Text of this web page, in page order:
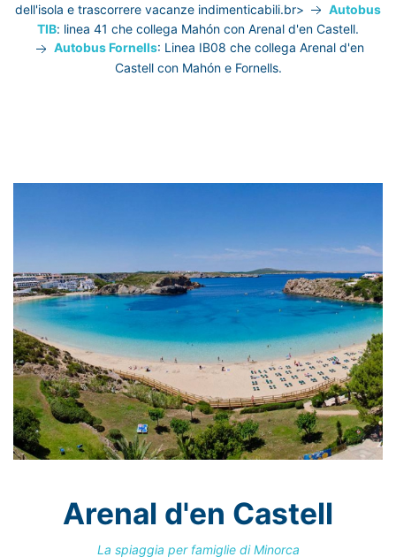
dell'isola e trascorrere vacanze indimenticabili.br>
Autobus
TIB: linea 41 che collega Mahón con Arenal d'en Castell.
Autobus Fornells: Linea IB08 che collega Arenal d'en
Castell con Mahón e Fornells.
Arenal d'en Castell
La spiaggia per famiglie di Minorca